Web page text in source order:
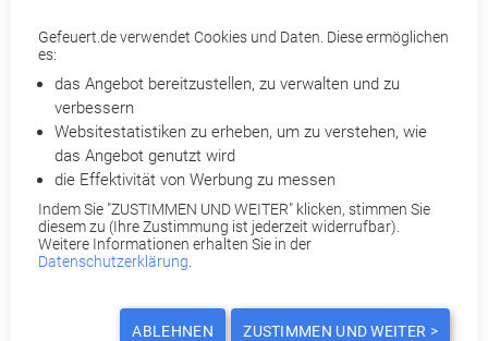
Headhunter können als Selbstständige solo agieren – dann
aber häufig mit einer branchenspezifischen Ausrichtung –
oder Teil des Teams einer Personalvermittlung sein. Diese
wiederum vermitteln neben Fach- und Führungskräften häufig
auch Zeitarbeitnehmer oder Berufsanfänger an Unternehmen.
Zu den bekanntesten Personalvermittlungen in Deutschland
gehören:
Manpower
Robert Half
Gefeuert.de verwendet Cookies und Daten. Diese ermöglichen
es:
das Angebot bereitzustellen, zu verwalten und zu
verbessern
Websitestatistiken zu erheben, um zu verstehen, wie
das Angebot genutzt wird
die Effektivität von Werbung zu messen
Indem Sie "ZUSTIMMEN UND WEITER" klicken, stimmen Sie
diesem zu (Ihre Zustimmung ist jederzeit widerrufbar).
Weitere Informationen erhalten Sie in der
Datenschutzerklärung
ABLEHNEN ZUSTIMMEN UND WEITER >